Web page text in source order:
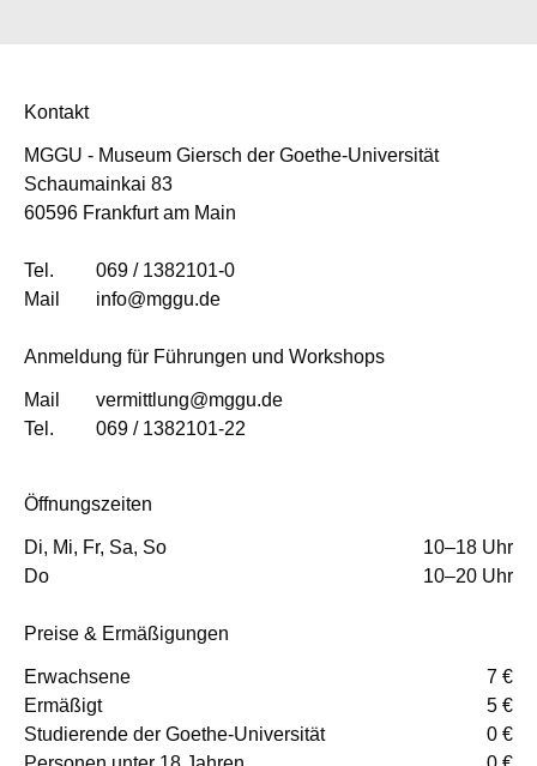
Kontakt
MGGU - Museum Giersch der Goethe-Universität
Schaumainkai 83
60596 Frankfurt am Main
Tel.
069 / 1382101-0
Mail
info@mggu.de
Anmeldung für Führungen und Workshops
Mail
vermittlung@mggu.de
Tel.
069 / 1382101-22
Öffnungszeiten
Di, Mi, Fr, Sa, So
10–18 Uhr
Do
10–20 Uhr
Preise & Ermäßigungen
Erwachsene
7 €
Ermäßigt
5 €
Studierende der Goethe-Universität
0 €